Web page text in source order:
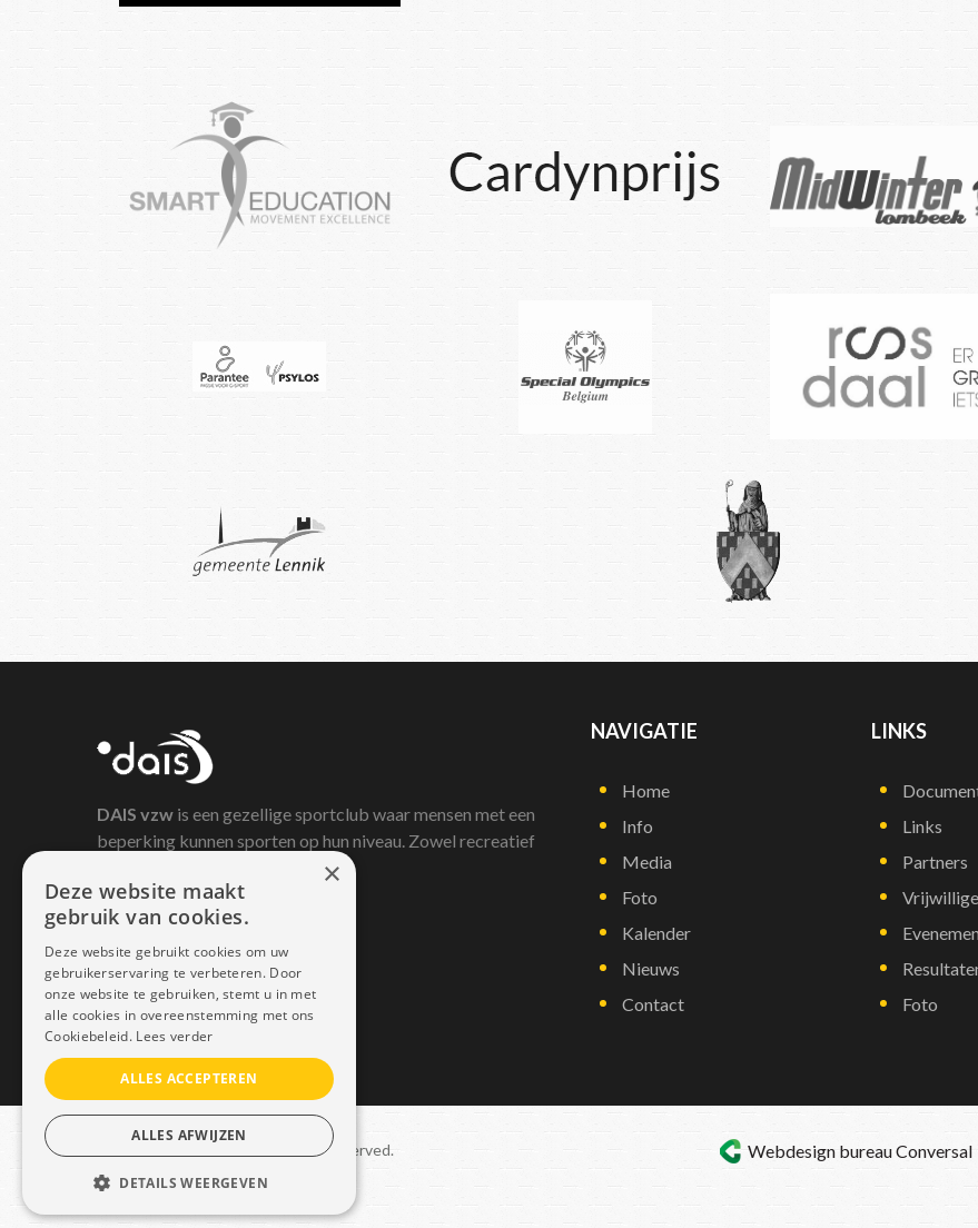
DAIS vzw is een gezellige sportclub waar mensen met een
beperking kunnen sporten op hun niveau. Zowel recreatief
NAVIGATIE
Home
Info
Media
Foto
Kalender
Nieuws
Contact
LINKS
Links
Partners
Foto
Copyright © 2021 Dais. All rights reserved.
Sitemap–GDPR
Webdesign bureauConversal
×
Deze website maakt
gebruik van cookies.
Deze website gebruikt cookies om uw
gebruikerservaring te verbeteren. Door
onze website te gebruiken, stemt u in met
alle cookies in overeenstemming met ons
Cookiebeleid. Lees verder
ALLES ACCEPTEREN
ALLES AFWIJZEN
DETAILS WEERGEVEN
STRIKT NOODZAKELIJK